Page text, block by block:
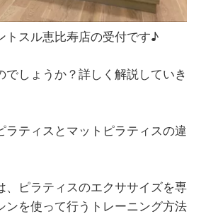
トスル恵比寿店の受付です♪
でしょうか？詳しく解説していき
ラティスとマットピラティスの違
、ピラティスのエクササイズを専
ンを使って行うトレーニング方法